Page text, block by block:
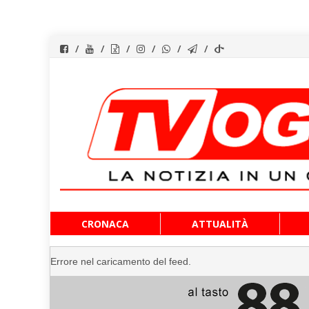
al
contenuto
CRONACA ATTUALITÀ
Errore nel caricamento del feed.